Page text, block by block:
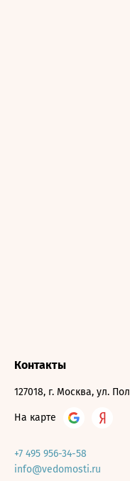
Контакты
127018, г. Москва, ул.
На карте
+7 495 956-34-58
info@vedomosti.ru